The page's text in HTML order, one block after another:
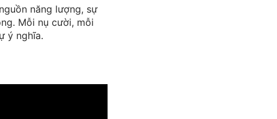
năng lượng, sự
Mỗi nụ cười, mỗi
ý nghĩa.